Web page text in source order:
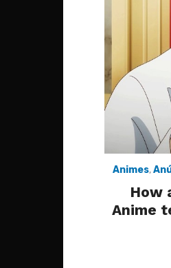
Animes,
How
Anime